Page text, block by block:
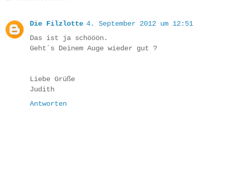
Die Filzlotte 4. September 2012 um 12:51
Das ist ja schööön.
Geht´s Deinem Auge wieder gut ?
Liebe Grüße
Judith
Antworten